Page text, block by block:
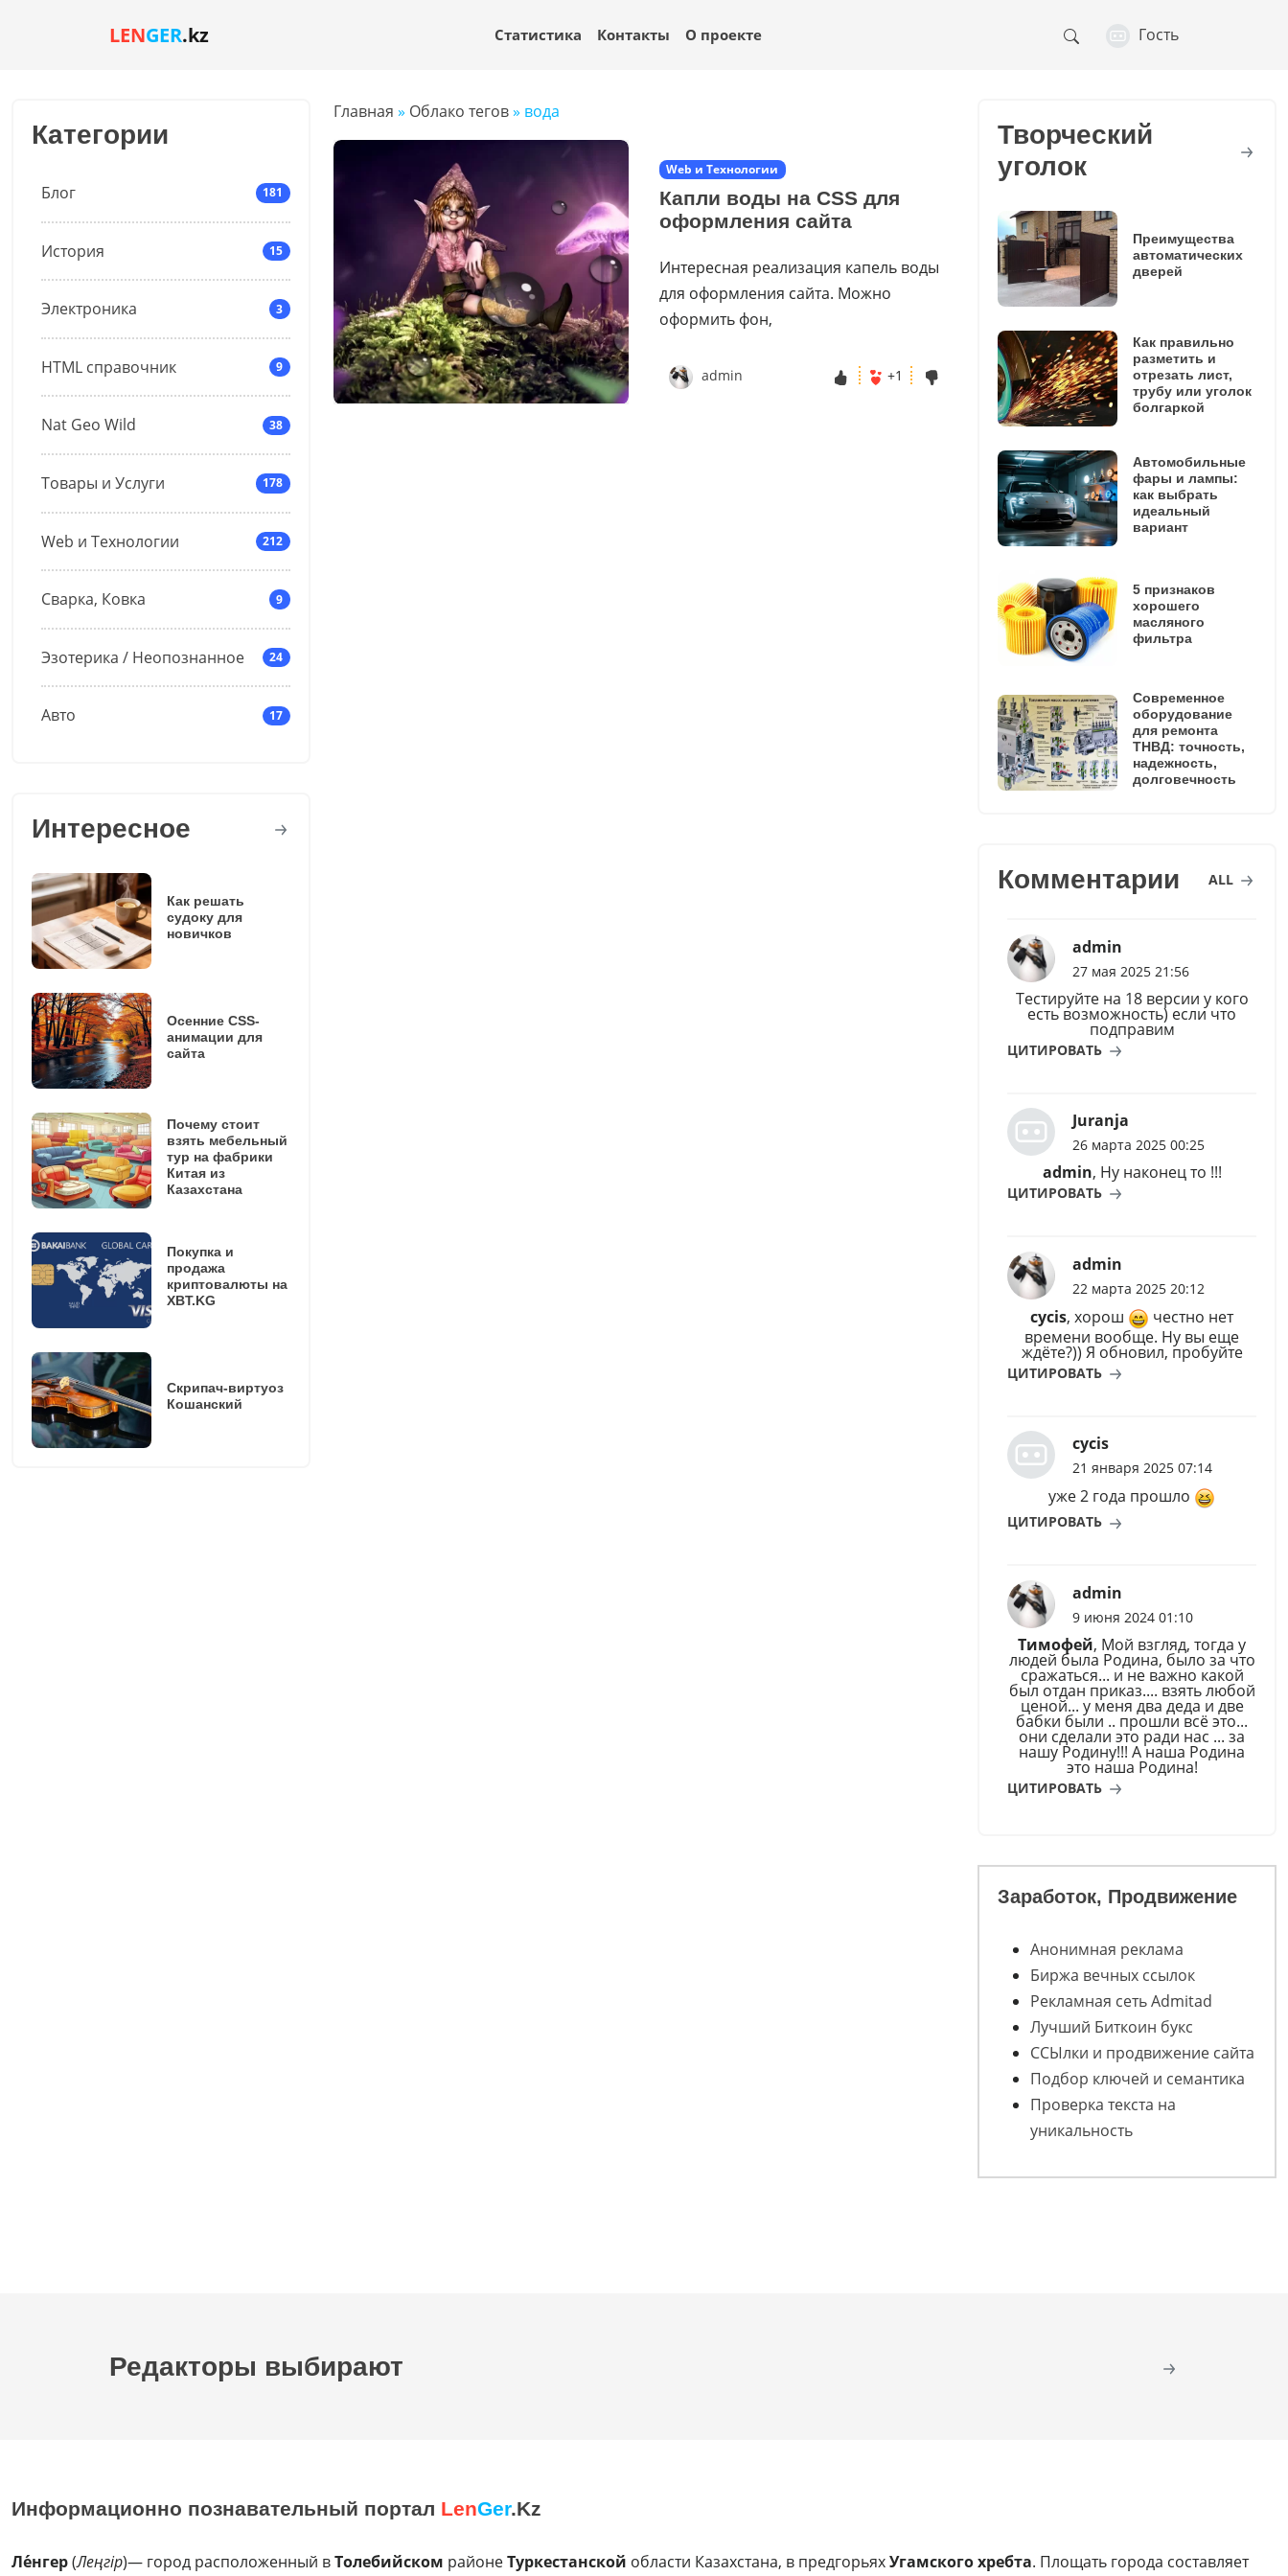
LENGER.kz Гость
Статистика Контакты О проекте
Категории
Блог 181
История 15
Электроника 3
HTML справочник 9
Nat Geo Wild 38
Товары и Услуги 178
Web и Технологии 212
Сварка, Ковка 9
Эзотерика / Неопознанное 24
Авто 17
Интересное
Как решать
судоку для
новичков
Осенние CSS-
анимации для
сайта
Почему стоит
взять мебельный
тур на фабрики
Китая из
Казахстана
Покупка и
продажа
криптовалюты на
XBT.KG
Скрипач-виртуоз
Кошанский
Главная » Облако тегов» вода
Web и Технологии
Капли воды на CSS для
оформления сайта
Интересная реализация капель воды
для оформления сайта. Можно
оформить фон,
admin +1
Творческий
уголок
Преимущества
автоматических
дверей
Как правильно
разметить и
отрезать лист,
трубу или уголок
болгаркой
Автомобильные
фары и лампы:
как выбрать
идеальный
вариант
5 признаков
хорошего
масляного
фильтра
Современное
оборудование
для ремонта
ТНВД: точность,
надежность,
долговечность
Комментарии ALL
admin
27 мая 2025 21:56
Тестируйте на 18 версии у кого
есть возможность) если что
подправим
ЦИТИРОВАТЬ
Juranja
26 марта 2025 00:25
admin, Ну наконец то !!!
ЦИТИРОВАТЬ
admin
22 марта 2025 20:12
cycis, хорош
честно нет
времени вообще. Ну вы еще
ждёте?)) Я обновил, пробуйте
ЦИТИРОВАТЬ
cycis
21 января 2025 07:14
уже 2 года прошло
ЦИТИРОВАТЬ
admin
9 июня 2024 01:10
Тимофей, Мой взгляд, тогда у
людей была Родина, было за что
сражаться... и не важно какой
был отдан приказ.... взять любой
ценой... у меня два деда и две
бабки были .. прошли всё это...
они сделали это ради нас ... за
нашу Родину!!! А наша Родина
это наша Родина!
ЦИТИРОВАТЬ
Заработок, Продвижение
Анонимная реклама
Биржа вечных ссылок
Рекламная сеть Admitad
Лучший Биткоин букс
ССЫлки и продвижение сайта
Подбор ключей и семантика
Проверка текста на
уникальность
Редакторы выбирают
Информационно познавательный портал LenGer.Kz
Ле́нгер(Леңгір)— город расположенный вТолебийском районеТуркестанской области Казахстана, в предгорьяхУгамского хребта. Площать города составляет